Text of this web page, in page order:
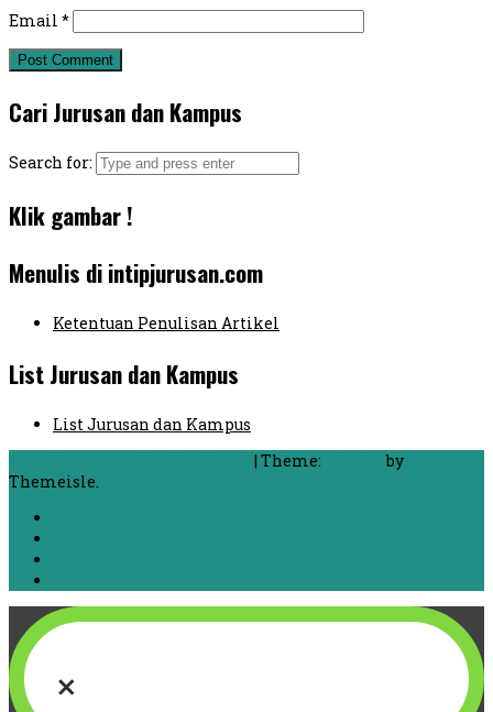
Email *
Cari Jurusan dan Kampus
Search for:
Klik gambar !
Menulis di intipjurusan.com
Ketentuan Penulisan Artikel
List Jurusan dan Kampus
List Jurusan dan Kampus
| Theme:
by
Themeisle.
×